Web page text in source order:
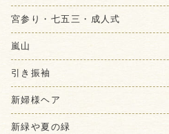
宮参り・七五三・成人式
嵐山
引き振袖
新婦様ヘア
新緑や夏の緑